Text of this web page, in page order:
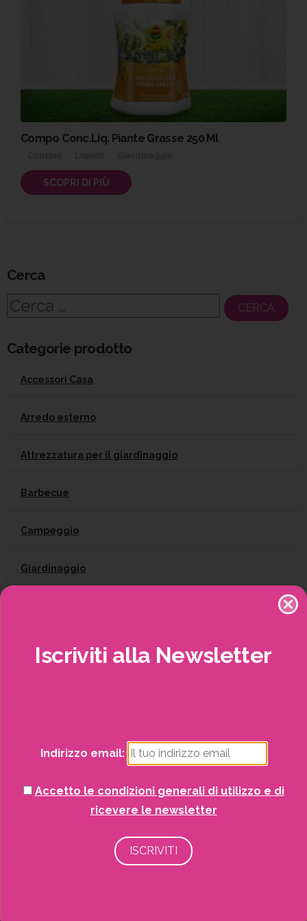
Compo Conc.Liq. Piante Grasse 250 Ml
SCOPRI DI PIÙ
Cerca
Ricerca
Categorie prodotto
Accessori Casa
Arredo esterno
Attrezzatura per il giardinaggio
Barbecue
Campeggio
Giardinaggio
Piscine e idro
Recinzioni
Iscriviti alla Newsletter
Indirizzo email:
Accetto le condizioni generali di utilizzo e di
ricevere le newsletter